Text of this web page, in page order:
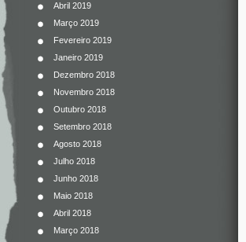
Abril 2019
Março 2019
Fevereiro 2019
Janeiro 2019
Dezembro 2018
Novembro 2018
Outubro 2018
Setembro 2018
Agosto 2018
Julho 2018
Junho 2018
Maio 2018
Abril 2018
Março 2018